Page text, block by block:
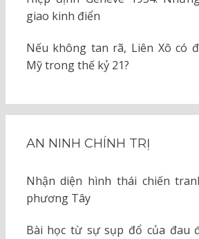
giao kinh điển
Nếu không tan rã, Liên Xô có
Mỹ trong thế kỷ 21?
AN NINH CHÍNH TRỊ
Nhận diện hình thái chiến
phương Tây
Bài học từ sự sụp đổ của đau